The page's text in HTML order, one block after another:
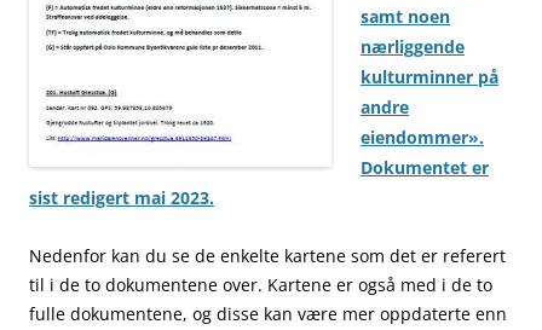
samt noen
nærliggende
kulturminner på
andre
eiendommer».
Dokumentet er
sist redigert mai 2023.
Nedenfor kan du se de enkelte kartene som det er referert
til i de to dokumentene over. Kartene er også med i de to
fulle dokumentene, og disse kan være mer oppdaterte enn